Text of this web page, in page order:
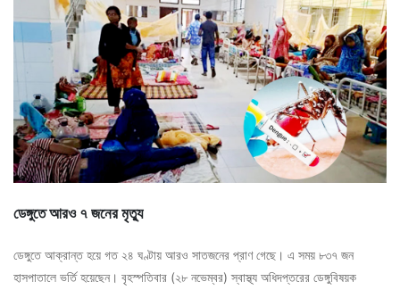
ডেঙ্গুতে আরও ৭ জনের মৃত্যু
ডেঙ্গুতে আক্রান্ত হয়ে গত ২৪ ঘণ্টায় আরও সাতজনের প্রাণ গেছে। এ সময় ৮৩৭ জন
হাসপাতালে ভর্তি হয়েছেন। বৃহস্পতিবার (২৮ নভেম্বর) স্বাস্থ্য অধিদপ্তরের ডেঙ্গুবিষয়ক